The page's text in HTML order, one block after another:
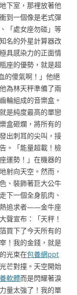
下室，那裡放著他
到一個像是老式彈
「處女座勿碰」等
名的外星計算器改
具感染力的正面情
座的優勢，就是超
的傻氣啊！」他絕
為林天秤準備了兩
輪組成的音樂盒。
是純度最高的單戀
盒砸爛，將所有的
出刺耳的尖叫，接
。「能量超載！檢
運勢！」在機器的
射向天空。然而，
、裝飾著巨大公牛
下一個全身肌肉、
熱追求者——金牛座
聲宣布：「天秤！
買下了今天所有的
！我的金錢，就是
光束在包養網ppt
芒對撞。天空開始
軟體而是閃耀著淚
量太強了！我的單